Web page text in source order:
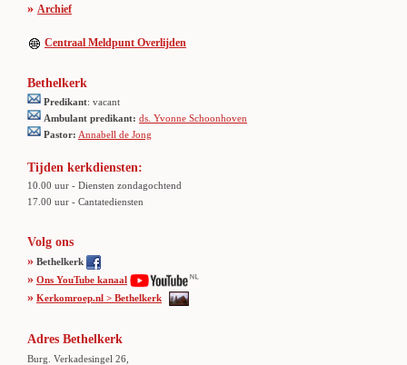
» Archief
Centraal Meldpunt Overlijden
Bethelkerk
Predikant: vacant
Ambulant predikant: ds. Yvonne Schoonhoven
Pastor: Annabell de Jong
Tijden kerkdiensten:
10.00 uur - Diensten zondagochtend
17.00 uur - Cantatediensten
Volg ons
» Bethelkerk
» Ons YouTube kanaal
» Kerkomroep.nl > Bethelkerk
Adres Bethelkerk
Burg. Verkadesingel 26,